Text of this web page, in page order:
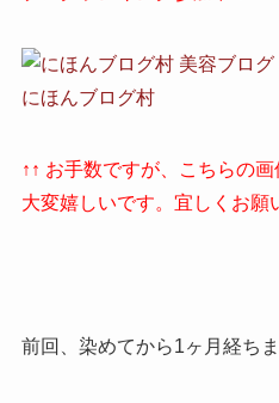
にほんブログ村
↑↑ お手数ですが、こちらの
大変嬉しいです。宜しくお願
前回、染めてから1ヶ月経ちま